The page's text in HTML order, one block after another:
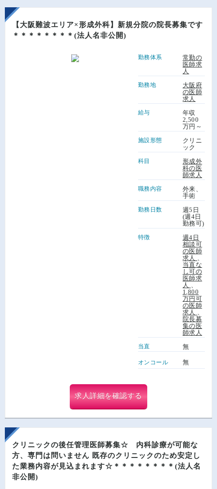
【大阪難波エリア×形成外科】新規分院の院長募集です
＊＊＊＊＊＊＊＊(法人名非公開)
勤務体系
常勤の
医師求
人
勤務地
大阪府
の医師
求人
給与
年収
2,500
万円～
施設形態
クリニ
ック
科目
形成外
科の医
師求人
職務内容
外来、
手術
勤務日数
週5日
(週4日
勤務可)
特徴
週4日
相談可
の医師
求人
当直な
し可の
医師求
人
1,800
万円可
の医師
求人
院長募
集の医
師求人
当直 無
オンコール 無
求人詳細を確認する
クリニックの後任管理医師募集☆ 内科診療が可能な
方、専門は問いません 既存のクリニックのため安定し
た業務内容が見込まれます☆＊＊＊＊＊＊＊＊(法人名
非公開)